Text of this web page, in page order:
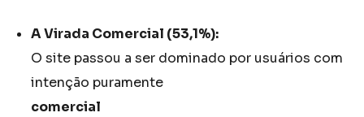
A Virada Comercial (53,1%):
O site passou a ser dominado por usuários com
intenção puramente
comercial